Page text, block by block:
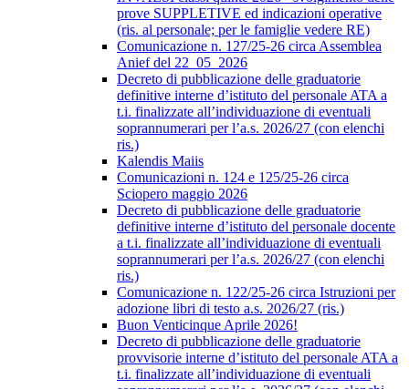
prove SUPPLETIVE ed indicazioni operative
(ris. al personale; per le famiglie vedere RE)
Comunicazione n. 127/25-26 circa Assemblea
Anief del 22_05_2026
Decreto di pubblicazione delle graduatorie
definitive interne d’istituto del personale ATA a
t.i. finalizzate all’individuazione di eventuali
soprannumerari per l’a.s. 2026/27 (con elenchi
ris.)
Kalendis Maiis
Comunicazioni n. 124 e 125/25-26 circa
Sciopero maggio 2026
Decreto di pubblicazione delle graduatorie
definitive interne d’istituto del personale docente
a t.i. finalizzate all’individuazione di eventuali
soprannumerari per l’a.s. 2026/27 (con elenchi
ris.)
Comunicazione n. 122/25-26 circa Istruzioni per
adozione libri di testo a.s. 2026/27 (ris.)
Buon Venticinque Aprile 2026!
Decreto di pubblicazione delle graduatorie
provvisorie interne d’istituto del personale ATA a
t.i. finalizzate all’individuazione di eventuali